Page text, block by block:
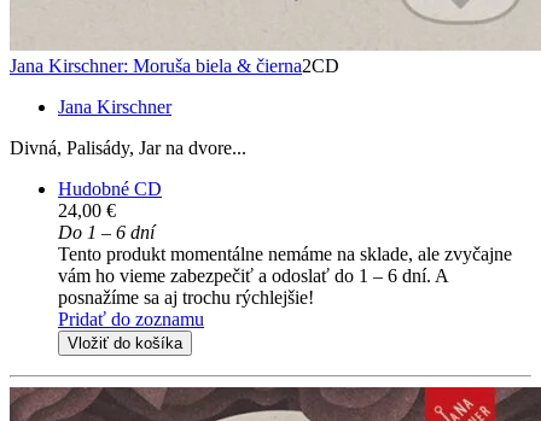
Jana Kirschner: Moruša biela & čierna2CD
Jana Kirschner
Divná, Palisády, Jar na dvore...
Hudobné CD
24,00 €
Do 1 – 6 dní
Tento produkt momentálne nemáme na sklade, ale zvyčajne
vám ho vieme zabezpečiť a odoslať do 1 – 6 dní. A
posnažíme sa aj trochu rýchlejšie!
Pridať do zoznamu
Vložiť do košíka